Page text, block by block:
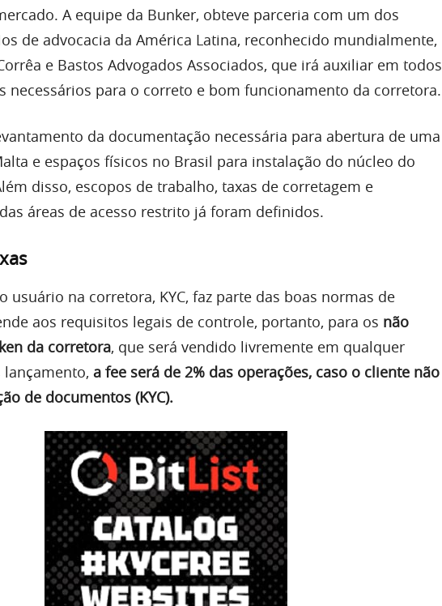
A equipe da Bunker, obteve parceria com um dos
de advocacia da América Latina, reconhecido mundialmente,
e Bastos Advogados Associados, que irá auxiliar em todos
necessários para o correto e bom funcionamento da corretora.
da documentação necessária para abertura de uma
e espaços físicos no Brasil para instalação do núcleo do
disso, escopos de trabalho, taxas de corretagem e
áreas de acesso restrito já foram definidos.
usuário na corretora, KYC, faz parte das boas normas de
aos requisitos legais de controle, portanto, para os não
da corretora, que será vendido livremente em qualquer
a fee será de 2% das operações, caso o cliente não
de documentos (KYC).